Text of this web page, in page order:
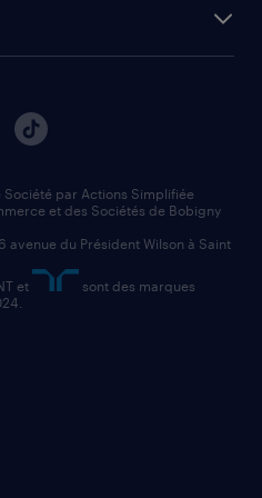
Société par Actions Simplifiée
et des Sociétés de Bobigny
avenue du Président Wilson à Saint
et
sont des marques